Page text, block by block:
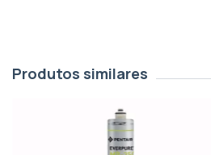
Produtos similares